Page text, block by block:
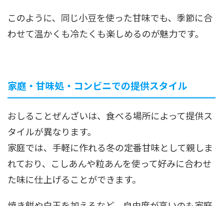
このように、同じ小豆を使った甘味でも、季節に合
わせて温かくも冷たくも楽しめるのが魅力です。
家庭・甘味処・コンビニでの提供スタイル
おしることぜんざいは、食べる場所によって提供ス
タイルが異なります。
家庭では、手軽に作れる冬の定番甘味として親しま
れており、こしあんや粒あんを使って好みに合わせ
た味に仕上げることができます。